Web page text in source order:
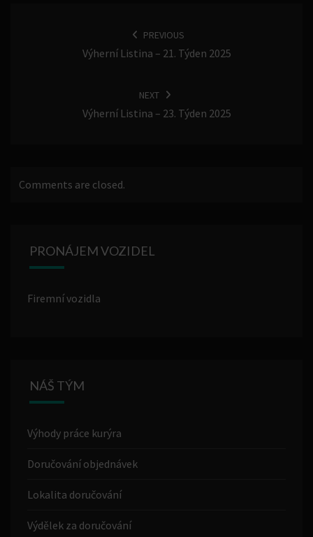
PREVIOUS
Výherní Listina – 21. Týden 2025
NEXT
Výherní Listina – 23. Týden 2025
Comments are closed.
PRONÁJEM VOZIDEL
Firemní vozidla
NÁŠ TÝM
Výhody práce kurýra
Doručování objednávek
Lokalita doručování
Výdělek za doručování